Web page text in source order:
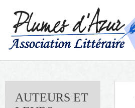
AUTEURS ET